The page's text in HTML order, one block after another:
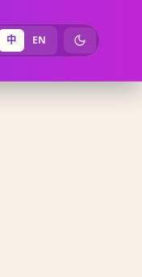
中 EN 切换为暗黑